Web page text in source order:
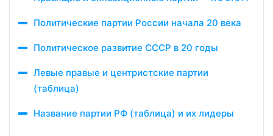
Политические партии России начала 20 века
Политическое развитие СССР в 20 годы
Левые правые и центристские партии
(таблица)
Название партии РФ (таблица) и их лидеры